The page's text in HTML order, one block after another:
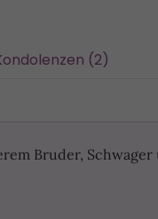
(2)
Bruder,